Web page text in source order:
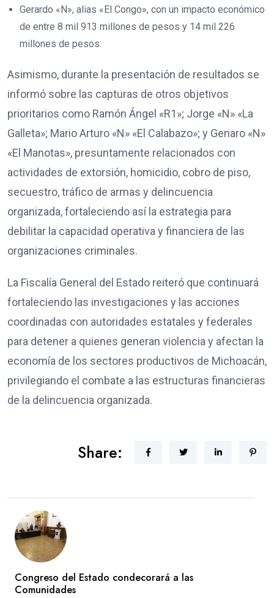
Gerardo «N», alias «El Congo», con un impacto económico
de entre 8 mil 913 millones de pesos y 14 mil 226
millones de pesos.
Asimismo, durante la presentación de resultados se
informó sobre las capturas de otros objetivos
prioritarios como Ramón Ángel «R1»; Jorge «N» «La
Galleta»; Mario Arturo «N» «El Calabazo»; y Genaro «N»
«El Manotas», presuntamente relacionados con
actividades de extorsión, homicidio, cobro de piso,
secuestro, tráfico de armas y delincuencia
organizada, fortaleciendo así la estrategia para
debilitar la capacidad operativa y financiera de las
organizaciones criminales.
La Fiscalía General del Estado reiteró que continuará
fortaleciendo las investigaciones y las acciones
coordinadas con autoridades estatales y federales
para detener a quienes generan violencia y afectan la
economía de los sectores productivos de Michoacán,
privilegiando el combate a las estructuras financieras
de la delincuencia organizada.
Share:
Congreso del Estado condecorará a las
Comunidades